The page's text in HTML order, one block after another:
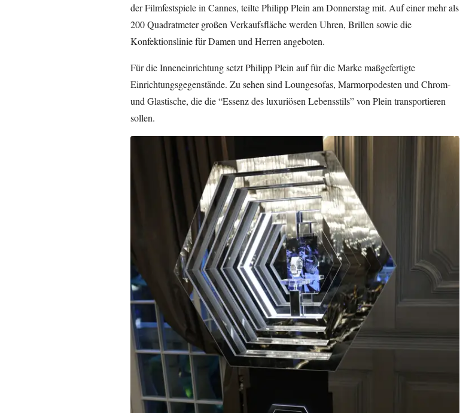
der Filmfestspiele in Cannes, teilte Philipp Plein am Donnerstag mit. Auf einer mehr als
200 Quadratmeter großen Verkaufsfläche werden Uhren, Brillen sowie die
Konfektionslinie für Damen und Herren angeboten.
Für die Inneneinrichtung setzt Philipp Plein auf für die Marke maßgefertigte
Einrichtungsgegenstände. Zu sehen sind Loungesofas, Marmorpodesten und Chrom-
und Glastische, die die “Essenz des luxuriösen Lebensstils” von Plein transportieren
sollen.